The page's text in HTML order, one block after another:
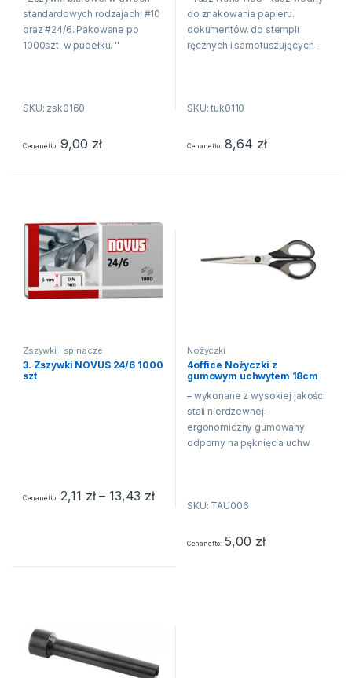
standardowych rodzajach: #10
oraz #24/6. Pakowane po
1000szt. w pudełku. ''
SKU: zsk0160
Cena netto 9,00 zł
do znakowania papieru.
dokumentów. do stempli
ręcznych i samotuszujących -
sprzedaży 1 sztuka''
SKU: tuk0110
Cena netto 8,64 zł
Zszywki i spinacze
3. Zszywki NOVUS 24/6 1000
szt
Cena netto 2,11 zł – 13,43 złZakres cen: od 2,11 zł do 13,43 zł
Nożyczki
4office Nożyczki z
gumowym uchwytem 18cm
– wykonane z wysokiej jakości
stali nierdzewnej –
ergonomiczny gumowany
odporny na pęknięcia uchw
SKU: TAU006
Cena netto 5,00 zł